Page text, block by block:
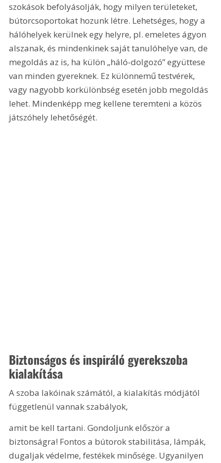
szokások befolyásolják, hogy milyen területeket,
bútorcsoportokat hozunk létre. Lehetséges, hogy a
hálóhelyek kerülnek egy helyre, pl. emeletes ágyon
alszanak, és mindenkinek saját tanulóhelye van, de
megoldás az is, ha külön „háló-dolgozó” együttese
van minden gyereknek. Ez különnemű testvérek,
vagy nagyobb korkülönbség esetén jobb megoldás
lehet. Mindenképp meg kellene teremteni a közös
játszóhely lehetőségét.
Biztonságos és inspiráló gyerekszoba
kialakítása
A szoba lakóinak számától, a kialakítás módjától
függetlenül vannak szabályok,
amit be kell tartani. Gondoljunk először a
biztonságra! Fontos a bútorok stabilitása, lámpák,
dugaljak védelme, festékek minősége. Ugyanilyen